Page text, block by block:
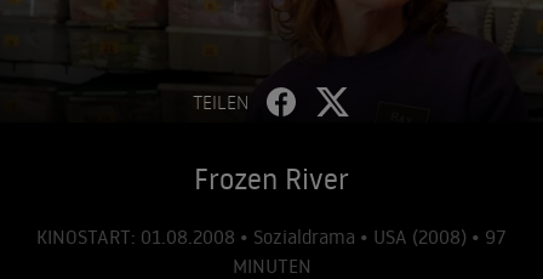
TEILEN
Frozen River
KINOSTART: 01.08.2008 • Sozialdrama • USA (2008) • 97
MINUTEN